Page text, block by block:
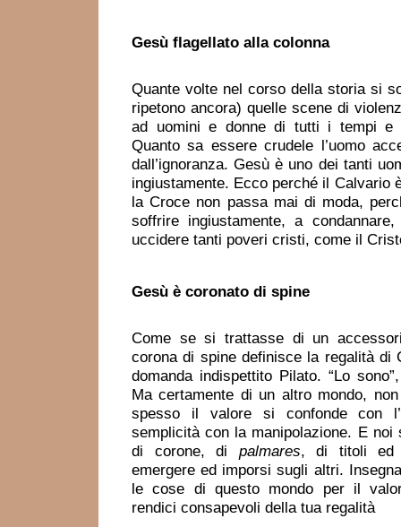
Gesù flagellato alla colonna
Quante volte nel corso della storia si
ripetono ancora) quelle scene di
ad uomini e donne di tutti i tempi
Quanto sa essere crudele l’uomo
dall’ignoranza. Gesù è uno dei tanti
ingiustamente. Ecco perché il Calvario
la Croce non passa mai di moda,
soffrire ingiustamente, a
uccidere tanti poveri cristi, come il
Gesù è coronato di spine
Come se si trattasse di un
corona di spine definisce la regalità di
domanda indispettito Pilato. “Lo
Ma certamente di un altro mondo,
spesso il valore si confonde con
semplicità con la manipolazione. E noi
di corone, di palmares, di titoli ed
emergere ed imporsi sugli altri.
le cose di questo mondo per il
rendici consapevoli della tua regalità